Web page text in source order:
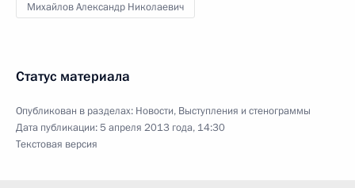
Михайлов Александр Николаевич
Статус материала
Опубликован в разделах: Новости, Выступления и стенограммы
Дата публикации:5 апреля 2013 года, 14:30
Текстовая версия